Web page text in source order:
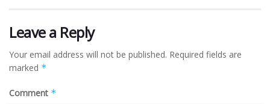
Leave a Reply
Your email address will not be published. Required fields are
marked *
Comment *